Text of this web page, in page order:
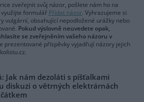
zveřejnit svůj názor, pošlete nám ho na
využijte formulář Přidat názor. Vyhrazujeme si
vulgární, obsahující nepodložené urážky nebo
Pokud výslovně neuvedete opak,
se zveřejněním vašeho názoru v
prezentované příspěvky vyjadřují názory jejich
Jak nám dezoláti s píšťalkami
diskuzi o větrných elektrárnách